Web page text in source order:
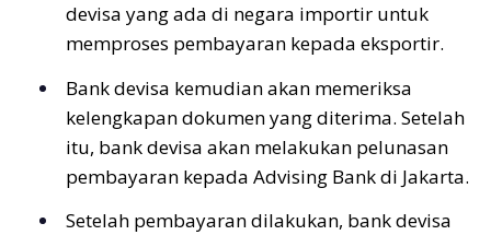
devisa yang ada di negara importir untuk
memproses pembayaran kepada eksportir.
Bank devisa kemudian akan memeriksa
kelengkapan dokumen yang diterima. Setelah
itu, bank devisa akan melakukan pelunasan
pembayaran kepada Advising Bank di Jakarta.
Setelah pembayaran dilakukan, bank devisa